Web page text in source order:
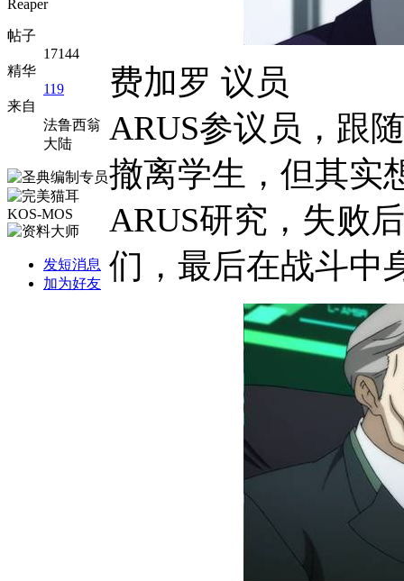
Reaper
帖子
17144
精华
119
来自
法鲁西翁
大陆
发短消息
加为好友
费加罗 议员
ARUS参议员，跟随
撤离学生，但其实
ARUS研究，失败
们，最后在战斗中